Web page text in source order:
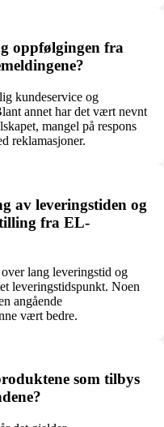
oppfølgingen fra
kundeservice og
annet har det vært nevnt
mangel på respons
reklamasjoner.
av leveringstiden og
fra EL-
lang leveringstid og
leveringstidspunkt. Noen
angående
vært bedre.
som tilbys